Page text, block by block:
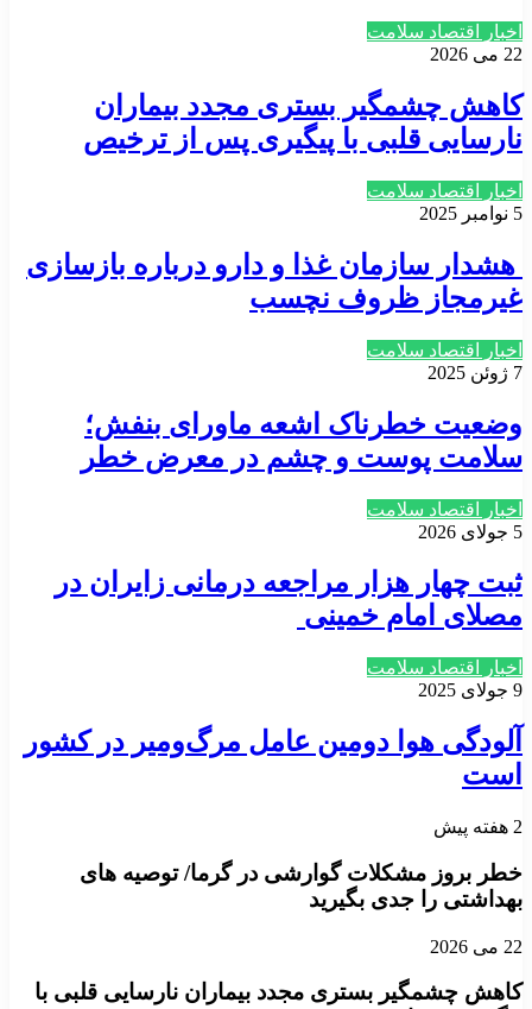
اخبار اقتصاد سلامت
22 می 2026
کاهش چشمگیر بستری مجدد بیماران
نارسایی قلبی با پیگیری پس از ترخیص
اخبار اقتصاد سلامت
5 نوامبر 2025
هشدار سازمان غذا و دارو درباره بازسازی
غیرمجاز ظروف نچسب
اخبار اقتصاد سلامت
7 ژوئن 2025
وضعیت خطرناک اشعه ماورای بنفش؛
سلامت پوست و چشم در معرض خطر
اخبار اقتصاد سلامت
5 جولای 2026
ثبت چهار هزار مراجعه درمانی زایران در
مصلای امام خمینی
اخبار اقتصاد سلامت
9 جولای 2025
آلودگی هوا دومین عامل مرگ‌ومیر در کشور
است
2 هفته پیش
خطر بروز مشکلات گوارشی در گرما/ توصیه های
بهداشتی را جدی بگیرید
22 می 2026
کاهش چشمگیر بستری مجدد بیماران نارسایی قلبی با